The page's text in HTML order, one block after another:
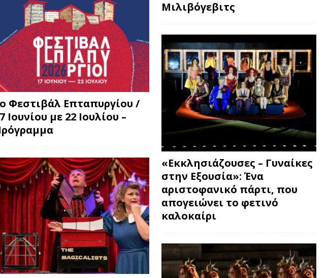
Φεστιβάλ Επταπυργίου /
Ιουνίου με 22 Ιουλίου –
Μιλιβόγεβιτς
«Εκκλησιάζουσες – Γυναίκες
στην Εξουσία»: Ένα
αριστοφανικό πάρτι, που
απογειώνει το φετινό
καλοκαίρι